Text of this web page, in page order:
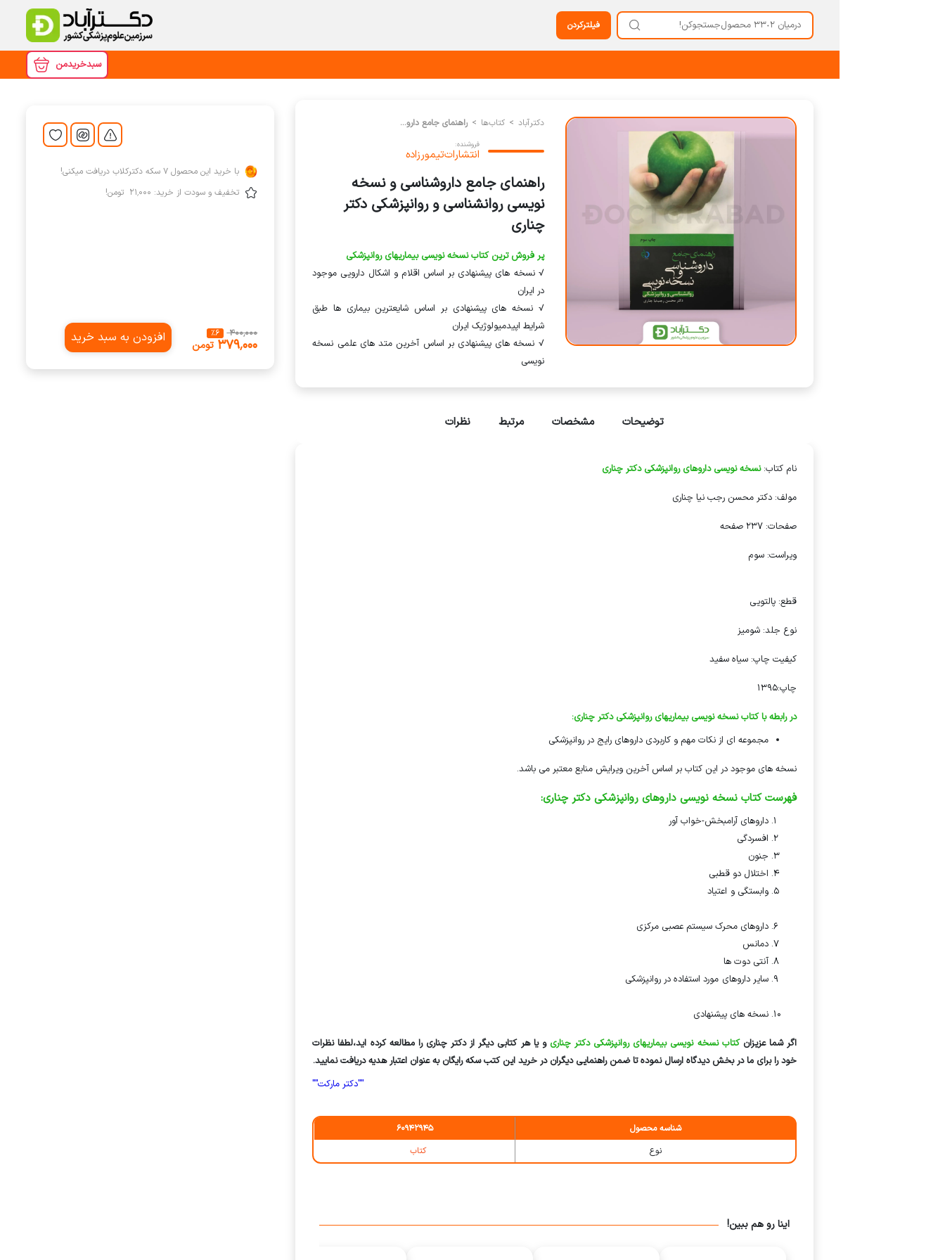
فیلترکردن
سبدخریدمن
دکترآباد کتاب‌‌ها راهنمای جامع داروشناسی و نسخه نویسی روانشناسی و روانپزشکی دکتر چناری
فروشنده:
انتشارات‌تیمورزاده
راهنمای جامع داروشناسی و نسخه
نویسی روانشناسی و روانپزشکی دکتر
چناری
پر فروش ترین کتاب نسخه نویسی بیماریهای روانپزشکی
√ نسخه های پیشنهادی بر اساس اقلام و اشکال دارویی موجود
در ایران
√ نسخه های پیشنهادی بر اساس شایعترین بیماری ها طبق
شرایط اپیدمیولوژیک ایران
√ نسخه های پیشنهادی بر اساس آخرین متد های علمی نسخه
نویسی
توضیحات مشخصات مرتبط نظرات
نام کتاب:نسخه نویسی داروهای روانپزشکی دکتر چناری
مولف: دکتر محسن رجب نیا چناری
صفحات: 237 صفحه
ویراست: سوم
قطع: پالتویی
نوع جلد: شومیز
کیفیت چاپ: سیاه سفید
چاپ:1395
در رابطه با کتاب نسخه نویسی بیماریهای روانپزشکی دکتر چناری:
مجموعه ای از نکات مهم و کاربردی داروهای رایج در روانپزشکی
نسخه های موجود در این کتاب بر اساس آخرین ویرایش منابع معتبر می باشد.
فهرست کتاب نسخه نویسی داروهای روانپزشکی دکتر چناری:
داروهای آرامبخش-خواب آور
افسردگی
جنون
اختلال دو قطبی
وابستگی و اعتیاد
داروهای محرک سیستم عصبی مرکزی
دمانس
آنتی دوت ها
سایر داروهای مورد استفاده در روانپزشکی
نسخه های پیشنهادی
اگر شما عزیزانکتاب نسخه نویسی بیماریهای روانپزشکی دکتر چناری و یا هر کتابی دیگر از دکتر چناری را مطالعه کرده اید،لطفا نظرات
خود را برای ما در بخش دیدگاه ارسال نموده تا ضمن راهنمایی دیگران در خرید این کتب سکه رایگان به عنوان اعتبار هدیه دریافت نمایید.
""دکتر مارکت""
شناسه محصول
60942945
نوع
کتاب‌‌
اینا رو هم ببین!
با خرید این محصول 7سکه دکترکلاب دریافت میکنی!
تخفیف و سودت از خرید: ‎ ۲۱٬۰۰۰ تومن!
‎ ۴۰۰٬۰۰۰ ٪6
‎ ۳۷۹٬۰۰۰ تومن افزودن به سبد خرید